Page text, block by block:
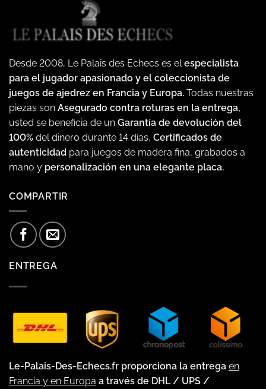
Desde 2008, Le Palais des Echecs es elespecialista
para el jugador apasionado y el coleccionista de
juegos de ajedrez en Francia y Europa. Todas nuestras
piezas son Asegurado contra roturas en la entrega,
usted se beneficia de un Garantía de devolución del
100% del dinero durante 14 días, Certificados de
autenticidad para juegos de madera fina, grabados a
mano y personalización en una elegante placa.
COMPARTIR
ENTREGA
Le-Palais-Des-Echecs.fr proporciona la entrega en
Francia y en Europa a través de DHL / UPS /